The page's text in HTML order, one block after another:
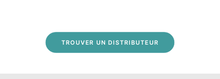
TROUVER UN DISTRIBUTEUR